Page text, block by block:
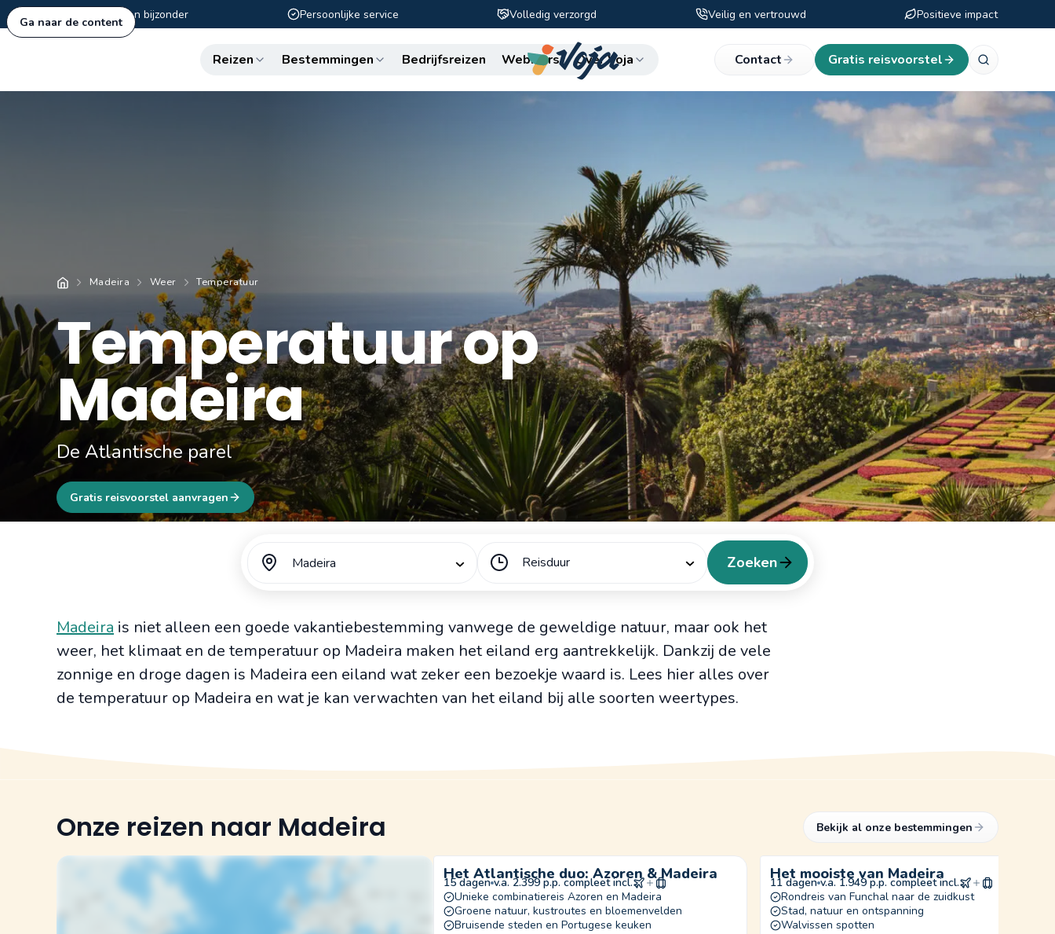
Ga naar de content
Authentiek en bijzonder Persoonlijke service Volledig verzorgd Veilig en vertrouwd Positieve impact
Reizen Bestemmingen Bedrijfsreizen Webinars Over Voja Contact Gratis reisvoorstel
Madeira Weer Temperatuur
Temperatuur op
Madeira
De Atlantische parel
Gratis reisvoorstel aanvragen
Madeira Reisduur Zoeken
Madeira is niet alleen een goede vakantiebestemming vanwege de geweldige natuur, maar ook het
weer, het klimaat en de temperatuur op Madeira maken het eiland erg aantrekkelijk. Dankzij de vele
zonnige en droge dagen is Madeira een eiland wat zeker een bezoekje waard is. Lees hier alles over
de temperatuur op Madeira en wat je kan verwachten van het eiland bij alle soorten weertypes.
Onze reizen naar Madeira Bekijk al onze bestemmingen
Het Atlantische duo: Azoren & Madeira
15 dagen v.a. 2.399 p.p. compleet incl.
Unieke combinatiereis Azoren en Madeira
Groene natuur, kustroutes en bloemenvelden
Bruisende steden en Portugese keuken
Het mooiste van Madeira
11 dagen v.a. 1.949 p.p. compleet incl.
Rondreis van Funchal naar de zuidkust
Stad, natuur en ontspanning
Walvissen spotten
Zoeken